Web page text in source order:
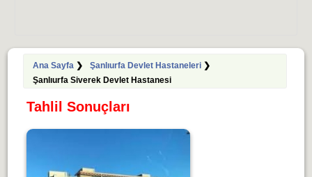
Ana Sayfa❯ Şanlıurfa Devlet Hastaneleri❯
Şanlıurfa Siverek Devlet Hastanesi
Tahlil Sonuçları